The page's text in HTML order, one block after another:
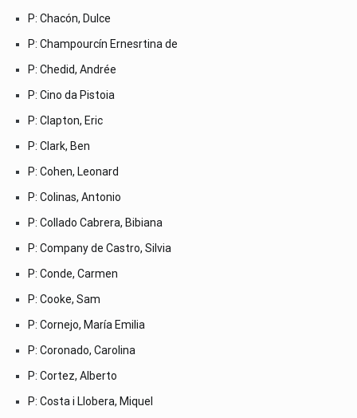
P: Chacón, Dulce
P: Champourcín Ernesrtina de
P: Chedid, Andrée
P: Cino da Pistoia
P: Clapton, Eric
P: Clark, Ben
P: Cohen, Leonard
P: Colinas, Antonio
P: Collado Cabrera, Bibiana
P: Company de Castro, Silvia
P: Conde, Carmen
P: Cooke, Sam
P: Cornejo, María Emilia
P: Coronado, Carolina
P: Cortez, Alberto
P: Costa i Llobera, Miquel